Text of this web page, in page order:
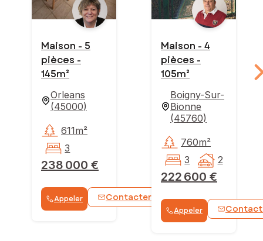
Maison - 5
pièces -
145m²
Orleans
(45000)
238 000 €
611m²
3
Appeler Contacter WhatsApp
Maison - 4
pièces -
105m²
Boigny-Sur-
Bionne
(45760)
222 600 €
760m²
3
2
Appeler